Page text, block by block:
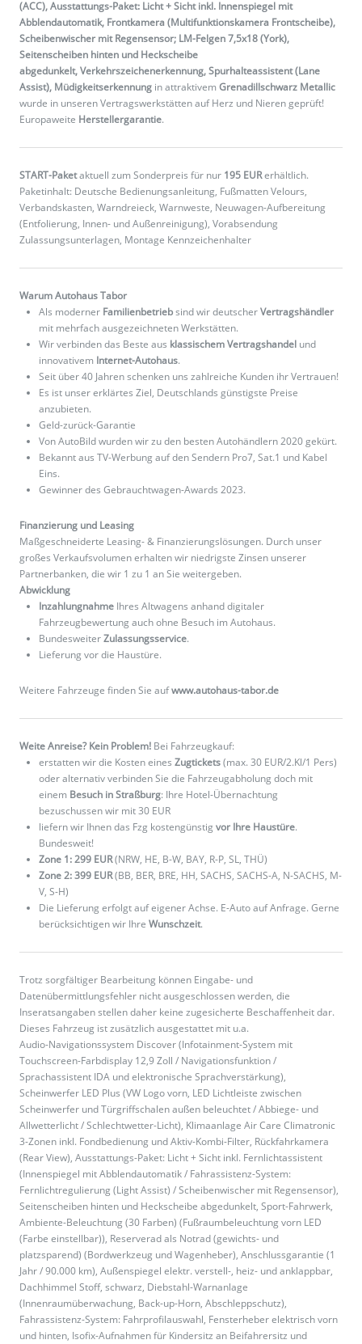
(ACC), Ausstattungs-Paket: Licht + Sicht inkl. Innenspiegel mit
Abblendautomatik, Frontkamera (Multifunktionskamera Frontscheibe),
Scheibenwischer mit Regensensor; LM-Felgen 7,5x18 (York),
Seitenscheiben hinten und Heckscheibe
abgedunkelt, Verkehrszeichenerkennung, Spurhalteassistent (Lane
Assist), Müdigkeitserkennung in attraktivemGrenadillschwarz Metallic
wurde in unseren Vertragswerkstätten auf Herz und Nieren geprüft!
Europaweite Herstellergarantie.
START-Paketaktuell zum Sonderpreis für nur 195 EURerhältlich.
Paketinhalt: Deutsche Bedienungsanleitung, Fußmatten Velours,
Verbandskasten, Warndreieck, Warnweste, Neuwagen-Aufbereitung
(Entfolierung, Innen- und Außenreinigung), Vorabsendung
Zulassungsunterlagen, Montage Kennzeichenhalter
Warum Autohaus Tabor
Als moderner Familienbetriebsind wir deutscherVertragshändler
mit mehrfach ausgezeichneten Werkstätten.
Wir verbinden das Beste aus klassischem Vertragshandel und
innovativem Internet-Autohaus.
Seit über 40 Jahren schenken uns zahlreiche Kunden ihr Vertrauen!
Es ist unser erklärtes Ziel, Deutschlands günstigste Preise
anzubieten.
Geld-zurück-Garantie
Von AutoBild wurden wir zu den besten Autohändlern 2020 gekürt.
Bekannt aus TV-Werbung auf den Sendern Pro7, Sat.1 und Kabel
Eins.
Gewinner des Gebrauchtwagen-Awards 2023.
Finanzierung und Leasing
Maßgeschneiderte Leasing- & Finanzierungslösungen. Durch unser
großes Verkaufsvolumen erhalten wir niedrigste Zinsen unserer
Partnerbanken, die wir 1 zu 1 an Sie weitergeben.
Abwicklung
Inzahlungnahme Ihres Altwagens anhand digitaler
Fahrzeugbewertung auch ohne Besuch im Autohaus.
BundesweiterZulassungsservice.
Lieferung vor die Haustüre.
Weitere Fahrzeuge finden Sie aufwww.autohaus-tabor.de
Weite Anreise? Kein Problem! Bei Fahrzeugkauf:
erstatten wir die Kosten eines Zugtickets(max. 30 EUR/2.Kl/1 Pers)
oder alternativ verbinden Sie die Fahrzeugabholung doch mit
einem Besuch in Straßburg: Ihre Hotel-Übernachtung
bezuschussen wir mit 30 EUR
liefern wir Ihnen das Fzg kostengünstig vor Ihre Haustüre.
Bundesweit!
Zone 1: 299 EUR(NRW, HE, B-W, BAY, R-P, SL, THÜ)
Zone 2: 399 EUR(BB, BER, BRE, HH, SACHS, SACHS-A, N-SACHS, M-
V, S-H)
Die Lieferung erfolgt auf eigener Achse. E-Auto auf Anfrage. Gerne
berücksichtigen wir Ihre Wunschzeit.
Trotz sorgfältiger Bearbeitung können Eingabe- und
Datenübermittlungsfehler nicht ausgeschlossen werden, die
Inseratsangaben stellen daher keine zugesicherte Beschaffenheit dar.
Dieses Fahrzeug ist zusätzlich ausgestattet mit u.a.
Audio-Navigationssystem Discover (Infotainment-System mit
Touchscreen-Farbdisplay 12,9 Zoll / Navigationsfunktion /
Sprachassistent IDA und elektronische Sprachverstärkung),
Scheinwerfer LED Plus (VW Logo vorn, LED Lichtleiste zwischen
Scheinwerfer und Türgriffschalen außen beleuchtet / Abbiege- und
Allwetterlicht / Schlechtwetter-Licht), Klimaanlage Air Care Climatronic
3-Zonen inkl. Fondbedienung und Aktiv-Kombi-Filter, Rückfahrkamera
(Rear View), Ausstattungs-Paket: Licht + Sicht inkl. Fernlichtassistent
(Innenspiegel mit Abblendautomatik / Fahrassistenz-System:
Fernlichtregulierung (Light Assist) / Scheibenwischer mit Regensensor),
Seitenscheiben hinten und Heckscheibe abgedunkelt, Sport-Fahrwerk,
Ambiente-Beleuchtung (30 Farben) (Fußraumbeleuchtung vorn LED
(Farbe einstellbar)), Reserverad als Notrad (gewichts- und
platzsparend) (Bordwerkzeug und Wagenheber), Anschlussgarantie (1
Jahr / 90.000 km), Außenspiegel elektr. verstell-, heiz- und anklappbar,
Dachhimmel Stoff, schwarz, Diebstahl-Warnanlage
(Innenraumüberwachung, Back-up-Horn, Abschleppschutz),
Fahrassistenz-System: Fahrprofilauswahl, Fensterheber elektrisch vorn
und hinten, Isofix-Aufnahmen für Kindersitz an Beifahrersitz und